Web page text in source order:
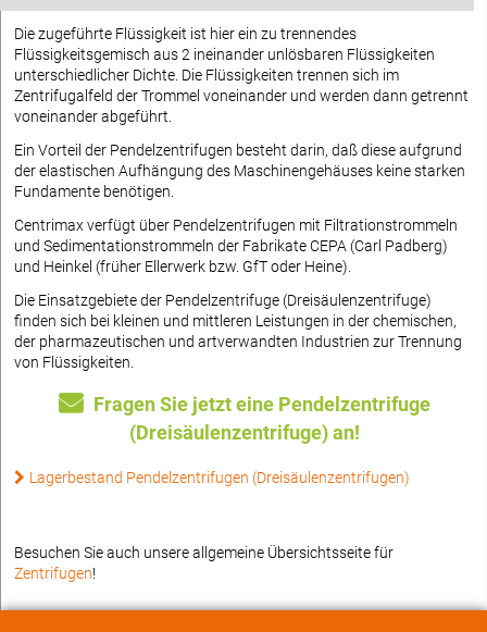
Die zugeführte Flüssigkeit ist hier ein zu trennendes
Flüssigkeitsgemisch aus 2 ineinander unlösbaren Flüssigkeiten
unterschiedlicher Dichte. Die Flüssigkeiten trennen sich im
Zentrifugalfeld der Trommel voneinander und werden dann getrennt
voneinander abgeführt.
Ein Vorteil der Pendelzentrifugen besteht darin, daß diese aufgrund
der elastischen Aufhängung des Maschinengehäuses keine starken
Fundamente benötigen.
Centrimax verfügt über Pendelzentrifugen mit Filtrationstrommeln
und Sedimentationstrommeln der Fabrikate CEPA (Carl Padberg)
und Heinkel (früher Ellerwerk bzw. GfT oder Heine).
Die Einsatzgebiete der Pendelzentrifuge (Dreisäulenzentrifuge)
finden sich bei kleinen und mittleren Leistungen in der chemischen,
der pharmazeutischen und artverwandten Industrien zur Trennung
von Flüssigkeiten.
Fragen Sie jetzt eine Pendelzentrifuge
(Dreisäulenzentrifuge) an!
Lagerbestand Pendelzentrifugen (Dreisäulenzentrifugen)
Besuchen Sie auch unsere allgemeine Übersichtsseite für
Zentrifugen!